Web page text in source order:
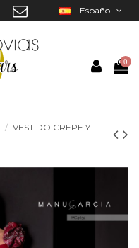
Español
0
VESTIDO CREPE Y